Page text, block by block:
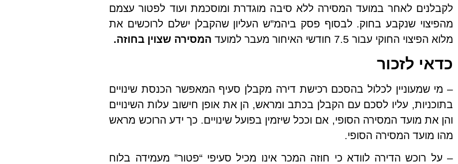
לקבלנים לאחר במועד המסירה ללא סיבה מוגדרת ומוסכמת ועוד לפטור עצמם
מהפיצוי שנקבע בחוק. לבסוף פסק ביהמ”ש העליון שהקבלן ישלם לרוכשים את
מלוא הפיצוי החוקי עבור 7.5 חודשי האיחור מעבר למועד
המסירה שצוין בחוזה.
כדאי לזכור
– מי שמעוניין לכלול בהסכם רכישת דירה מקבלן סעיף המאפשר הכנסת שינויים
בתוכניות, עליו לסכם עם הקבלן בכתב ומראש, הן את אופן חישוב עלות השינויים
והן את מועד המסירה הסופי, אם וככל שיזמין בפועל שינויים. כך ידע הרוכש מראש
מהו מועד המסירה הסופי.
– על רוכש הדירה לוודא כי חוזה המכר אינו מכיל סעיפי “פטור” מעמידה בלוח